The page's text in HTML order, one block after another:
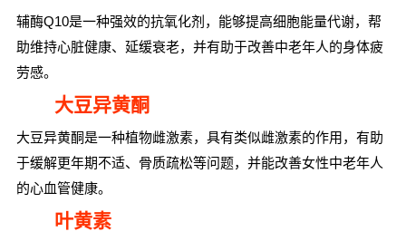
辅酶Q10是一种强效的抗氧化剂，能够提高细胞能量代谢，帮
助维持心脏健康、延缓衰老，并有助于改善中老年人的身体疲
劳感。
大豆异黄酮
大豆异黄酮是一种植物雌激素，具有类似雌激素的作用，有助
于缓解更年期不适、骨质疏松等问题，并能改善女性中老年人
的心血管健康。
叶黄素